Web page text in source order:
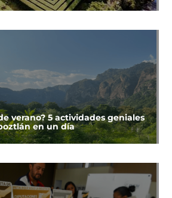
verano? 5 actividades geniales
en un día